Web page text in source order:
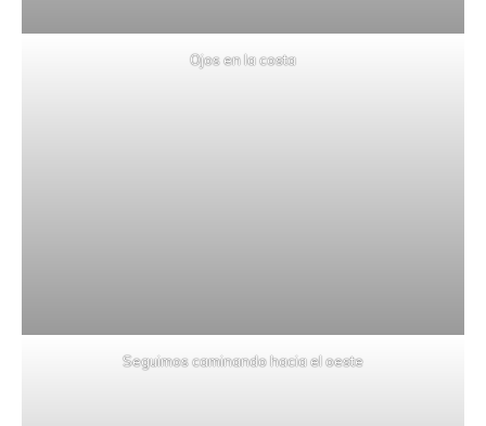
Ojos en la costa
Seguimos caminando hacia el oeste